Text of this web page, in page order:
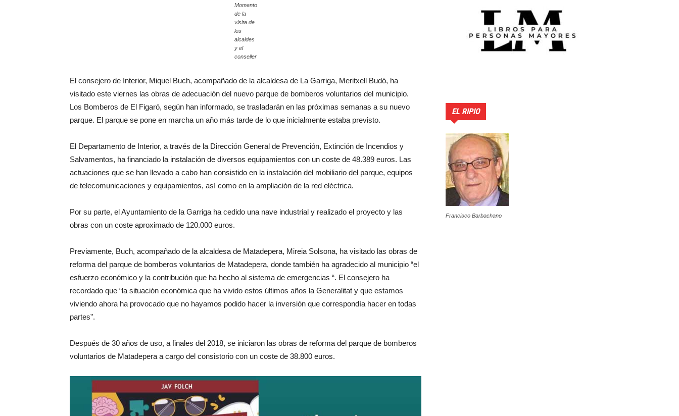
Momento
de la
visita de
los
alcaldes
y el
conseller
El consejero de Interior, Miquel Buch, acompañado de la alcaldesa de La Garriga, Meritxell Budó, ha
visitado este viernes las obras de adecuación del nuevo parque de bomberos voluntarios del municipio.
Los Bomberos de El Figaró, según han informado, se trasladarán en las próximas semanas a su nuevo
parque. El parque se pone en marcha un año más tarde de lo que inicialmente estaba previsto.
El Departamento de Interior, a través de la Dirección General de Prevención, Extinción de Incendios y
Salvamentos, ha financiado la instalación de diversos equipamientos con un coste de 48.389 euros. Las
actuaciones que se han llevado a cabo han consistido en la instalación del mobiliario del parque, equipos
de telecomunicaciones y equipamientos, así como en la ampliación de la red eléctrica.
Por su parte, el Ayuntamiento de la Garriga ha cedido una nave industrial y realizado el proyecto y las
obras con un coste aproximado de 120.000 euros.
Previamente, Buch, acompañado de la alcaldesa de Matadepera, Mireia Solsona, ha visitado las obras de
reforma del parque de bomberos voluntarios de Matadepera, donde también ha agradecido al municipio “el
esfuerzo económico y la contribución que ha hecho al sistema de emergencias “. El consejero ha
recordado que “la situación económica que ha vivido estos últimos años la Generalitat y que estamos
viviendo ahora ha provocado que no hayamos podido hacer la inversión que correspondía hacer en todas
partes”.
Después de 30 años de uso, a finales del 2018, se iniciaron las obras de reforma del parque de bomberos
voluntarios de Matadepera a cargo del consistorio con un coste de 38.800 euros.
EL RIPIO
Francisco Barbachano